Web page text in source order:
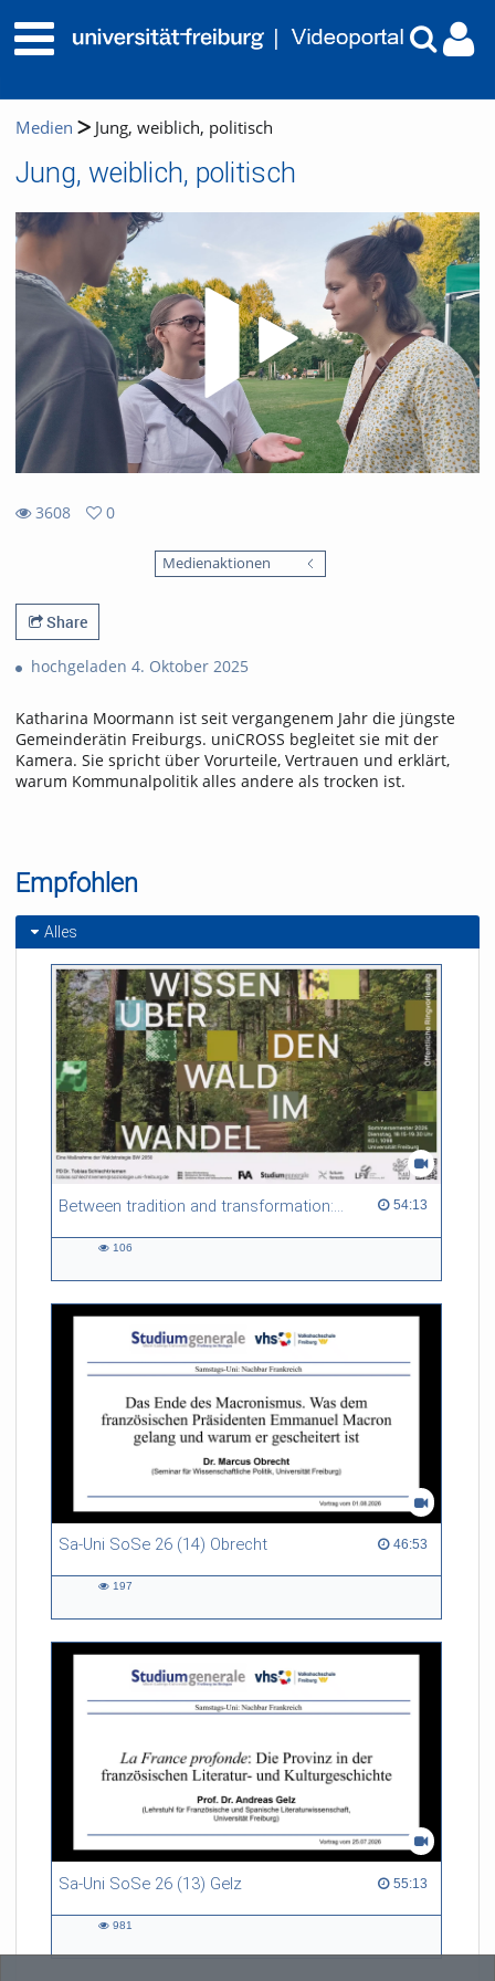
Medien Jung, weiblich, politisch
Jung, weiblich, politisch
3608
0
Medienaktionen
Share
hochgeladen 4. Oktober 2025
Katharina Moormann ist seit vergangenem Jahr die jüngste
Gemeinderätin Freiburgs. uniCROSS begleitet sie mit der
Kamera. Sie spricht über Vorurteile, Vertrauen und erklärt,
warum Kommunalpolitik alles andere als trocken ist.
Empfohlen
Alles
Between tradition and transformation: how owners, advisers and institutions co-create knowledge for resilient forests in Europe 54:13
54:13 duration
106
Sa-Uni SoSe 26 (14) Obrecht 46:53
46:53 duration
197
Sa-Uni SoSe 26 (13) Gelz 55:13
55:13 duration
981